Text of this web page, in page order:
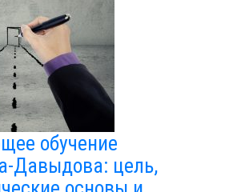
обучение
Давыдова: цель,